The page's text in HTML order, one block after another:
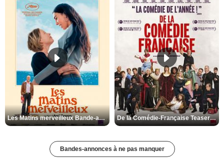
Les Matins merveilleux Bande-annonce VF De la Comédie-Française Teaser VF
Bandes-annonces à ne pas manquer